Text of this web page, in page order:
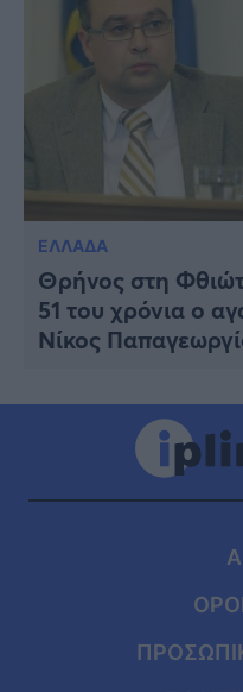
ΕΛΛΑΔΑ
Θρήνος στη
51 του χρόνια ο
Νίκος